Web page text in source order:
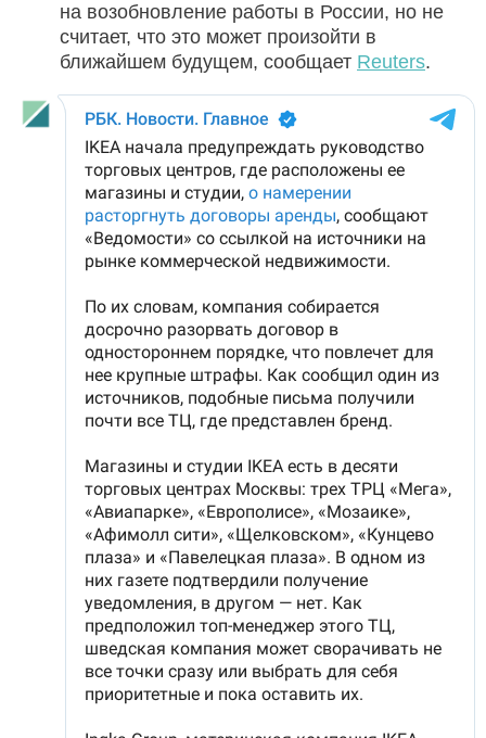
на возобновление работы в России, но не
считает, что это может произойти в
ближайшем будущем, сообщает Reuters.